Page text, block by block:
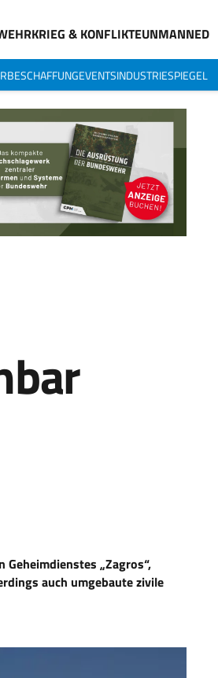
KRIEG & KONFLIKTEUNMANNED
BESCHAFFUNGEVENTSINDUSTRIESPIEGEL
„Zagros“,
auch umgebaute zivile